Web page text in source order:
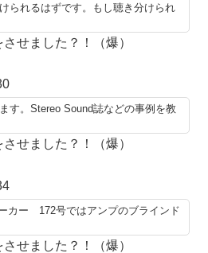
られるはずです。もし聴き分けられ
せました？！（爆）
す。Stereo Sound誌などの事例を教
せました？！（爆）
カー 172号ではアンプのブラインド
せました？！（爆）